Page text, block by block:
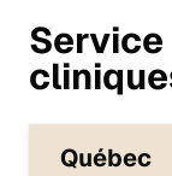
Québec